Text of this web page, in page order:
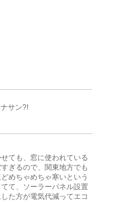
サン?!
ても、窓に使われている
ぎるので、関東地方でも
めちゃめちゃ寒いという
て、ソーラーパネル設置
た方が電気代減ってエコ